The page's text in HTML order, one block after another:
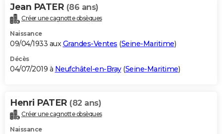
Jean PATER (86 ans)
Créer une cagnotte obsèques
Naissance
09/04/1933 auxGrandes-Ventes (Seine-Maritime)
Décès
04/07/2019 à Neufchâtel-en-Bray(Seine-Maritime)
Henri PATER (82 ans)
Créer une cagnotte obsèques
Naissance